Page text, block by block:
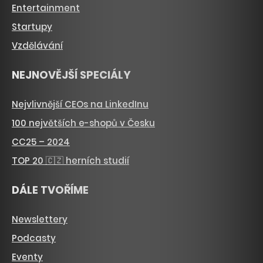
Entertainment
Startupy
Vzdělávání
NEJNOVĚJŠÍ SPECIÁLY
Nejvlivnější CEOs na LinkedInu
100 největších e-shopů v Česku
CC25 – 2024
TOP 20 🇨🇿 herních studií
DÁLE TVOŘÍME
Newslettery
Podcasty
Eventy